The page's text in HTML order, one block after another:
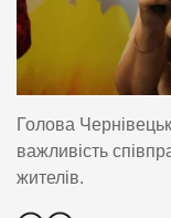
Голова
важливість
жителів.